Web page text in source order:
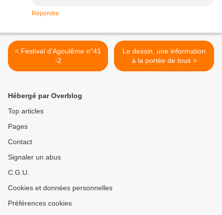
Répondre
< Festival d'Agoulême n°41
-2
Le dessin, une information
à la portée de tous >
Hébergé par Overblog
Top articles
Pages
Contact
Signaler un abus
C.G.U.
Cookies et données personnelles
Préférences cookies